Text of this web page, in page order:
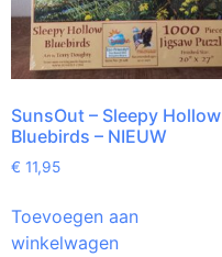
SunsOut – Sleepy Hollow
Bluebirds – NIEUW
€ 11,95
Toevoegen aan
winkelwagen